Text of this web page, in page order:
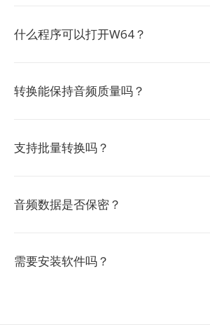
什么程序可以打开W64？
转换能保持音频质量吗？
支持批量转换吗？
音频数据是否保密？
需要安装软件吗？